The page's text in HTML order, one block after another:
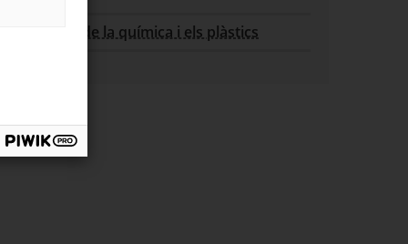
Sector de la química i els plàstics